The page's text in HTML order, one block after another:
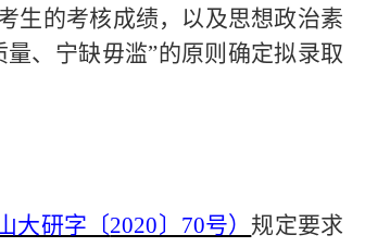
生的考核成绩，以及思想政治素
、宁缺毋滥”的原则确定拟录取
大研字〔2020〕70号） 规定要求